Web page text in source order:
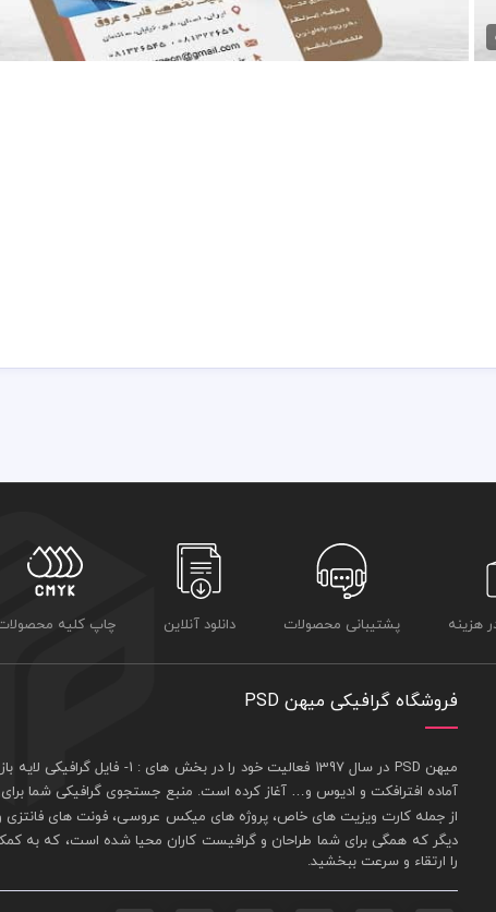
هزینه پشتیبانی محصولات دانلود آنلاین چاپ کلیه
فروشگاه گرافیکی میهن PSD
ميهن PSD در سال 1397 فعاليت خود را در بخش های : 1- فايل گرافيکی لايه باز
آماده افترافکت و اديوس و… آغاز کرده است. منبع جستجوی گرافيکی شما
از جملهکارت ويزيت های خاص، پروژه های ميکس عروسی، فونت های فانتزی و
ديگر که همگی برای شما طراحان و گرافيست کاران محيا شده است، که به
را ارتقاء و سرعت ببخشيد.